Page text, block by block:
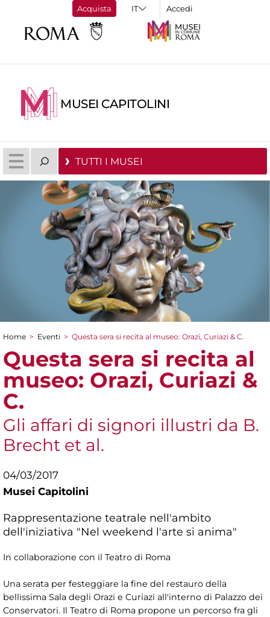
Acquista Accedi
MUSEI CAPITOLINI
TUTTI I MUSEI
Tu sei qui
Home > Eventi > Questa sera si recita al museo: Orazi, Curiazi & C.
Questa sera si recita al
museo: Orazi, Curiazi &
C.
Gli affari di signori illustri da B.
Brecht et al.
04/03/2017
Musei Capitolini
Rappresentazione teatrale nell'ambito
dell'iniziativa "Nel weekend l'arte si anima"
In collaborazione con il Teatro di Roma
Una serata per festeggiare la fine del restauro della
bellissima Sala degli Orazi e Curiazi all'interno di Palazzo dei
Conservatori. Il Teatro di Roma propone un percorso fra gli